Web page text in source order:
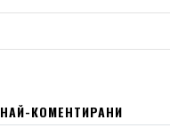
НАЙ-КОМЕНТИРАНИ